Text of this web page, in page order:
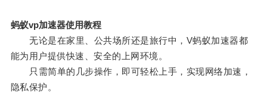
蚂蚁vp加速器使用教程
无论是在家里、公共场所还是旅行中，V蚂蚁加速器都
能为用户提供快速、安全的上网环境。
只需简单的几步操作，即可轻松上手，实现网络加速，
隐私保护。